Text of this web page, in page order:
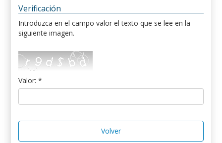
Verificación
Introduzca en el campo valor el texto que se lee en la
siguiente imagen.
Valor: *
Volver